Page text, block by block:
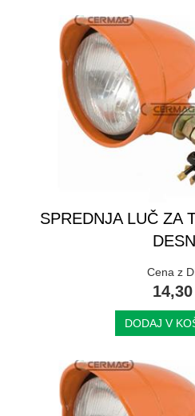
SPREDNJA LUČ ZA
Cena z
DODAJ V